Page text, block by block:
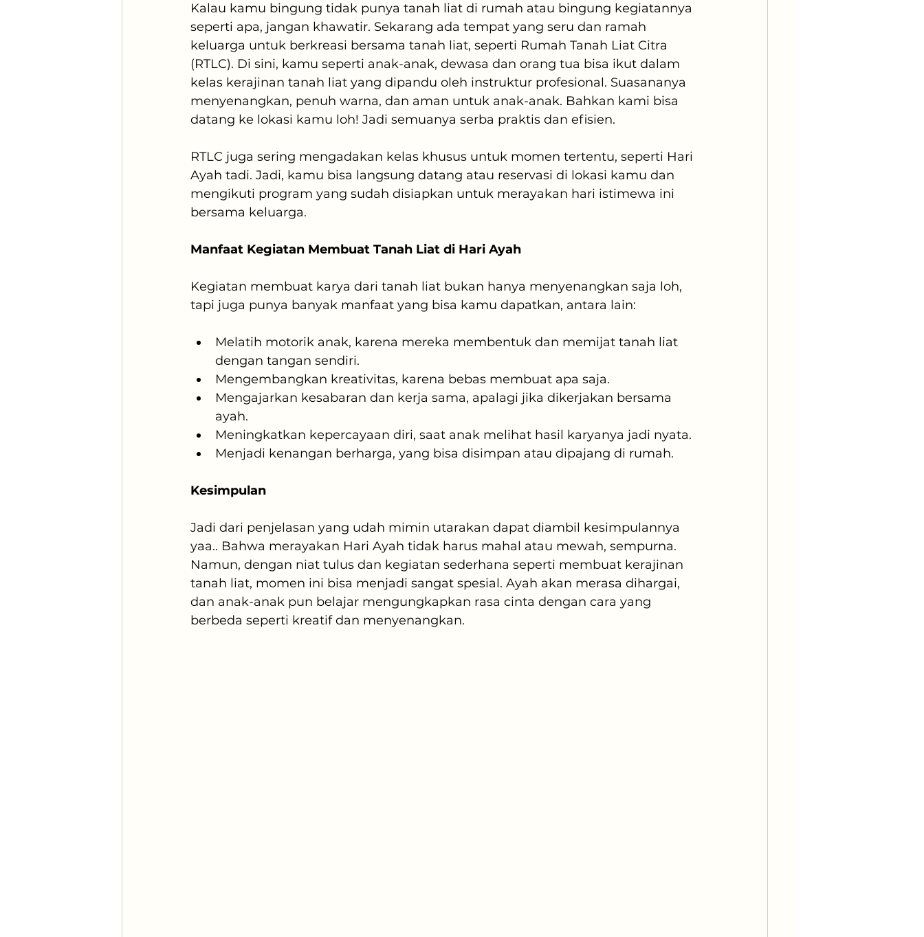
Kalau kamu bingung tidak punya tanah liat di rumah atau bingung kegiatannya
seperti apa, jangan khawatir. Sekarang ada tempat yang seru dan ramah
keluarga untuk berkreasi bersama tanah liat, seperti Rumah Tanah Liat Citra
(RTLC). Di sini, kamu seperti anak-anak, dewasa dan orang tua bisa ikut dalam
kelas kerajinan tanah liat yang dipandu oleh instruktur profesional. Suasananya
menyenangkan, penuh warna, dan aman untuk anak-anak. Bahkan kami bisa
datang ke lokasi kamu loh! Jadi semuanya serba praktis dan efisien.
RTLC juga sering mengadakan kelas khusus untuk momen tertentu, seperti Hari
Ayah tadi. Jadi, kamu bisa langsung datang atau reservasi di lokasi kamu dan
mengikuti program yang sudah disiapkan untuk merayakan hari istimewa ini
bersama keluarga.
Manfaat Kegiatan Membuat Tanah Liat di Hari Ayah
Kegiatan membuat karya dari tanah liat bukan hanya menyenangkan saja loh,
tapi juga punya banyak manfaat yang bisa kamu dapatkan, antara lain:
Melatih motorik anak, karena mereka membentuk dan memijat tanah liat
dengan tangan sendiri.
Mengembangkan kreativitas, karena bebas membuat apa saja.
Mengajarkan kesabaran dan kerja sama, apalagi jika dikerjakan bersama
ayah.
Meningkatkan kepercayaan diri, saat anak melihat hasil karyanya jadi nyata.
Menjadi kenangan berharga, yang bisa disimpan atau dipajang di rumah.
Kesimpulan
Jadi dari penjelasan yang udah mimin utarakan dapat diambil kesimpulannya
yaa.. Bahwa merayakan Hari Ayah tidak harus mahal atau mewah, sempurna.
Namun, dengan niat tulus dan kegiatan sederhana seperti membuat kerajinan
tanah liat, momen ini bisa menjadi sangat spesial. Ayah akan merasa dihargai,
dan anak-anak pun belajar mengungkapkan rasa cinta dengan cara yang
berbeda seperti kreatif dan menyenangkan.